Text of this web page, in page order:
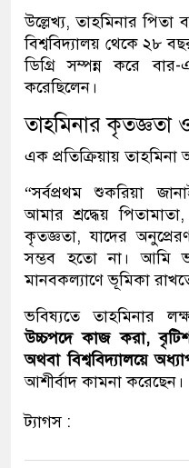
উল্লেখ্য, তাহমিনার
বিশ্ববিদ্যালয় থেকে
ডিগ্রি সম্পন্ন করে বার-
করেছিলেন।
তাহমিনার কৃতজ্ঞতা
এক প্রতিক্রিয়ায়
“সর্বপ্রথম শুকরিয়া
আমার শ্রদ্ধেয়
কৃতজ্ঞতা, যাদের
সম্ভব হতো না। আমি
মানবকল্যাণে ভূমিকা
ভবিষ্যতে তাহমিনার
উচ্চপদে কাজ করা,
অথবা বিশ্ববিদ্যালয়ে
আশীর্বাদ কামনা করেছেন।
ট্যাগস :